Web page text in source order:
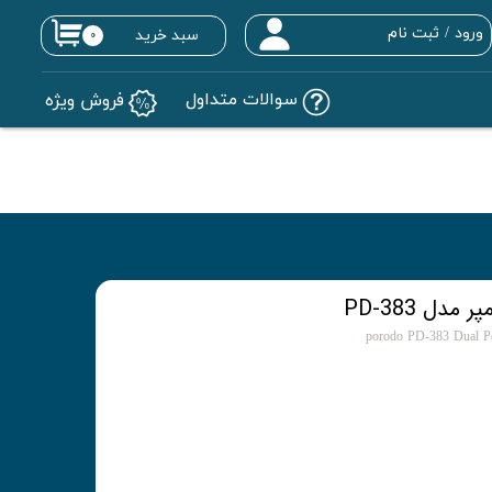
ورود / ثبت نام ۰ سبد خرید
سوالات متداول فروش ویژه